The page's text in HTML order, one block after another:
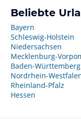
Beliebte
Bayern
Schleswig-Holstein
Niedersachsen
Mecklenburg-
Baden-Württemberg
Nordrhein-
Rheinland-Pfalz
Hessen